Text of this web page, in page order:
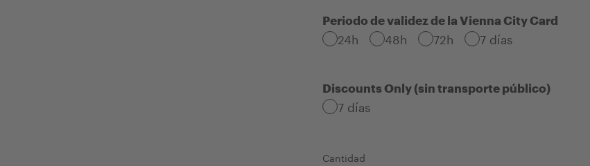
Periodo de validez de la Vienna City Card
24h 48h 72h 7 días
Discounts Only (sin transporte público)
7 días
Definir los detalles de esta tarjeta
Cantidad